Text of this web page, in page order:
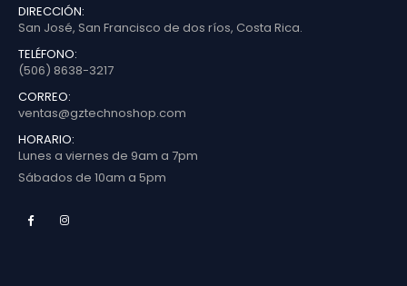
DIRECCIÓN:
San José, San Francisco de dos ríos, Costa Rica.
TELÉFONO:
(506) 8638-3217
CORREO:
ventas@gztechnoshop.com
HORARIO:
Lunes a viernes de 9am a 7pm
Sábados de 10am a 5pm